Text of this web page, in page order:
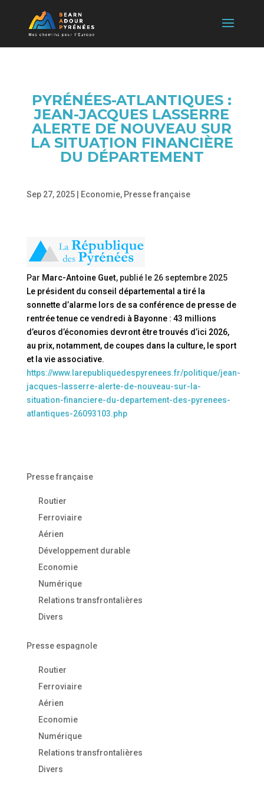
PYRÉNÉES-ATLANTIQUES :
JEAN-JACQUES LASSERRE
ALERTE DE NOUVEAU SUR
LA SITUATION FINANCIÈRE
DU DÉPARTEMENT
Sep 27, 2025| Economie, Presse française
Par Marc-Antoine Guet, publié le 26 septembre 2025
Le président du conseil départemental a tiré la
sonnette d’alarme lors de sa conférence de presse de
rentrée tenue ce vendredi à Bayonne : 43 millions
d’euros d’économies devront être trouvés d’ici 2026,
au prix, notamment, de coupes dans la culture, le sport
et la vie associative.
https://www.larepubliquedespyrenees.fr/politique/jean-
jacques-lasserre-alerte-de-nouveau-sur-la-
situation-financiere-du-departement-des-pyrenees-
atlantiques-26093103.php
Presse française
Routier
Ferroviaire
Aérien
Développement durable
Economie
Numérique
Relations transfrontalières
Divers
Presse espagnole
Routier
Ferroviaire
Aérien
Economie
Numérique
Relations transfrontalières
Divers